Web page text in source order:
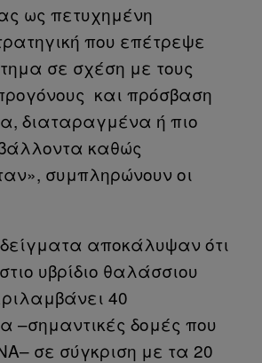
ως πετυχημένη
που επέτρεψε
σε σχέση με τους
και πρόσβαση
διαταραγμένα ή πιο
καθώς
συμπληρώνουν οι
αποκάλυψαν ότι
υβρίδιο θαλάσσιου
40
–σημαντικές δομές που
σε σύγκριση με τα 20